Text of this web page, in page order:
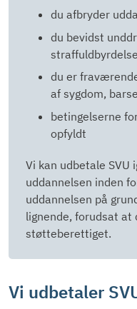
du afbryder
du bevidst
du er
af sygdom,
betingelserne
opfyldt
Vi kan udbetale SVU
uddannelsen inden
uddannelsen på
lignende, forudsat
støtteberettiget.
Vi udbetaler